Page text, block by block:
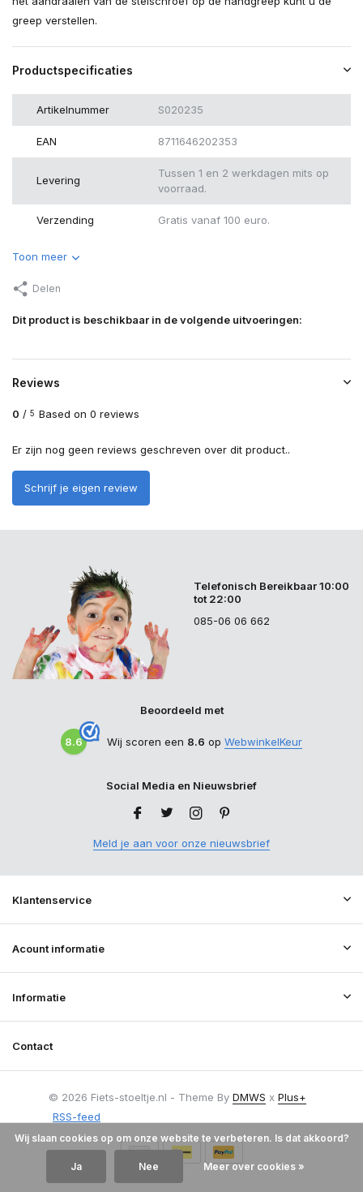
greep verstellen.
Productspecificaties
Artikelnummer S020235
EAN 8711646202353
Levering
Tussen 1 en 2 werkdagen mits op
voorraad.
Verzending Gratis vanaf 100 euro.
Toon meer
Delen
Dit product is beschikbaar in de volgende uitvoeringen:
Reviews
0 / 5 Based on 0 reviews
Er zijn nog geen reviews geschreven over dit product..
Schrijf je eigen review
Telefonisch Bereikbaar 10:00
tot 22:00
085-06 06 662
Beoordeeld met
8.6 Wij scoren een 8.6 op WebwinkelKeur
Social Media en Nieuwsbrief
Meld je aan voor onze nieuwsbrief
Klantenservice
Acount informatie
Informatie
Contact
© 2026 Fiets-stoeltje.nl - Theme By DMWS x Plus+
RSS-feed
Wij slaan cookies op om onze website te verbeteren. Is dat akkoord?
Ja Nee Meer over cookies »